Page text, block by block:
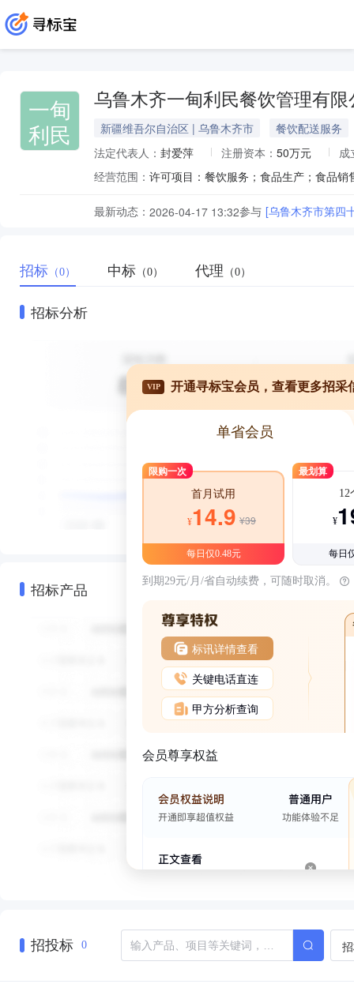
一甸
利民
乌鲁木齐一甸利民餐饮管理有限
新疆维吾尔自治区 | 乌鲁木齐市
餐饮配送服务
法定代表人： 封爱萍 注册资本： 50万元
成
经营范围：
最新动态： 2026-04-17 13:32参与 [乌鲁木齐市第四
招标 （0） 中标 （0） 代理 （0）
招标分析
招标产品
VIP 开通寻标宝会员，查看更多招采
单省会员
限购一次
首月试用
¥14.9 ¥39
每日仅0.48元
最划算
12
¥
每日
到期29元/月/省自动续费，可随时取消。
标讯详情查看
关键电话直连
甲方分析查询
会员尊享权益
招投标 0